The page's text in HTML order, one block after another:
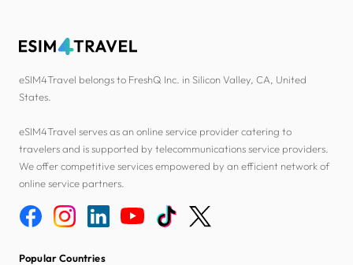
eSIM4Travel belongs to FreshQ Inc. in Silicon Valley, CA, United
States.
eSIM4Travel serves as an online service provider catering to
travelers and is supported by telecommunications service providers.
We offer competitive services empowered by an efficient network of
online service partners.
Popular Countries